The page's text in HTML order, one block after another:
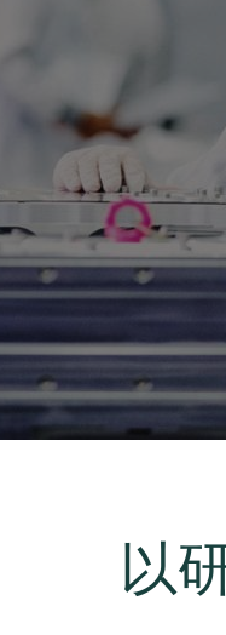
7月 22, 2026
VAT
year
Ad hoc
LR
以